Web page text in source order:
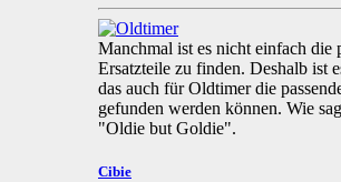
Manchmal ist es nicht einfach die
Ersatzteile zu finden. Deshalb ist
das auch für Oldtimer die
gefunden werden können. Wie
"Oldie but Goldie".
Cibie